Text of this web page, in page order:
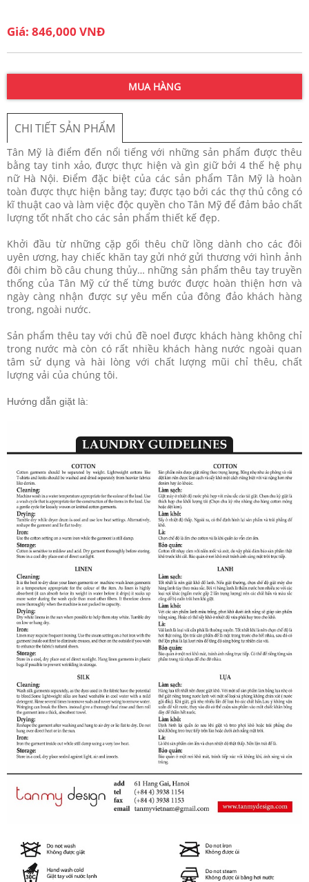
Giá: 846,000 VNĐ
MUA HÀNG
CHI TIẾT SẢN PHẨM
Tân Mỹ là điểm đến nổi tiếng với những sản phẩm được thêu
bằng tay tinh xảo, được thực hiện và gìn giữ bởi 4 thế hệ phụ
nữ Hà Nội. Điểm đặc biệt của các sản phẩm Tân Mỹ là hoàn
toàn được thực hiện bằng tay; được tạo bởi các thợ thủ công có
kĩ thuật cao và làm việc độc quyền cho Tân Mỹ để đảm bảo chất
lượng tốt nhất cho các sản phẩm thiết kế đẹp.
Khởi đầu từ những cặp gối thêu chữ lồng dành cho các đôi
uyên ương, hay chiếc khăn tay gửi nhớ gửi thương với hình ảnh
đôi chim bồ câu chung thủy… những sản phẩm thêu tay truyền
thống của Tân Mỹ cứ thế từng bước được hoàn thiện hơn và
ngày càng nhận được sự yêu mến của đông đảo khách hàng
trong, ngoài nước.
Sản phẩm thêu tay với chủ đề noel được khách hàng không chỉ
trong nước mà còn có rất nhiều khách hàng nước ngoài quan
tâm sử dụng và hài lòng với chất lượng mũi chỉ thêu, chất
lượng vải của chúng tôi.
Hướng dẫn giặt là: